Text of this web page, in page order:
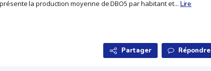
la production moyenne de DBO5 par habitant et... Lire
Partager Répondre